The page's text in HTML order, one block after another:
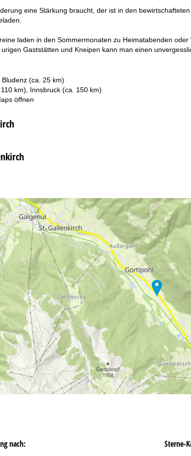
eine Stärkung braucht, der ist in den
laden in den Sommermonaten zu Heimatabenden
Gaststätten und Kneipen kann man einen
(ca. 25 km)
km), Innsbruck (ca. 150 km)
öffnen
nach: Sterne-